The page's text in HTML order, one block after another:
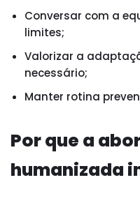
Conversar com a
limites;
Valorizar a
necessário;
Manter rotina
Por que a
humanizada